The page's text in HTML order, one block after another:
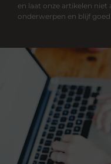
en laat onze artikelen niet
onderwerpen en blijf